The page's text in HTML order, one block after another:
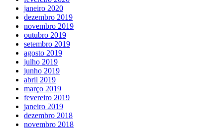
janeiro 2020
dezembro 2019
novembro 2019
outubro 2019
setembro 2019
agosto 2019
julho 2019
junho 2019
abril 2019
março 2019
fevereiro 2019
janeiro 2019
dezembro 2018
novembro 2018